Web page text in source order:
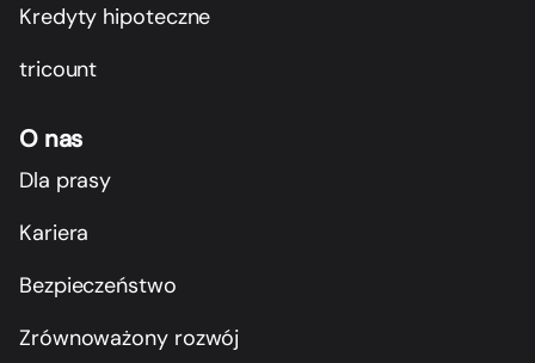
Kredyty hipoteczne
tricount
O nas
Dla prasy
Kariera
Bezpieczeństwo
Zrównoważony rozwój